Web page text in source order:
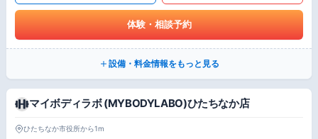
体験・相談予約
設備・料金情報をもっと見る
マイボディラボ (MYBODYLABO)ひたちなか店
ひたちなか市役所から1m